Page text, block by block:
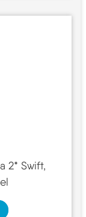
2* Swift,